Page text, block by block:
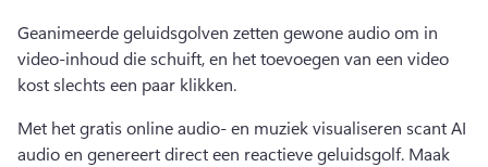
Geanimeerde geluidsgolven zetten gewone audio om in
video-inhoud die schuift, en het toevoegen van een video
kost slechts een paar klikken.
Met het gratis online audio- en muziek visualiseren scant AI
audio en genereert direct een reactieve geluidsgolf. Maak